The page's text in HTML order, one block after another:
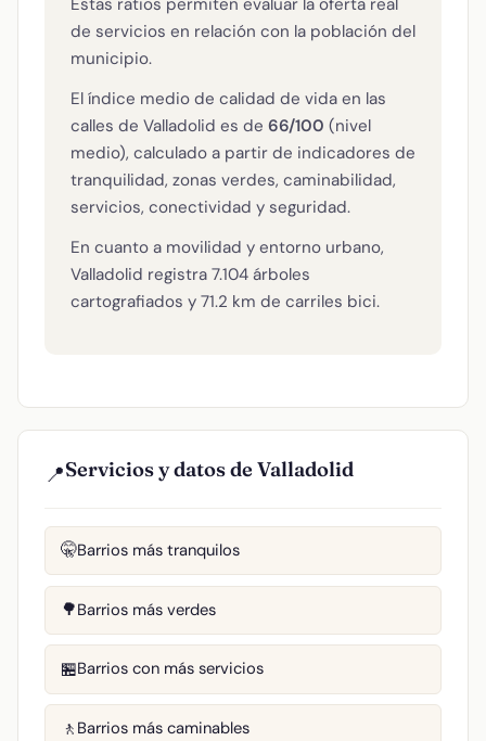
de servicios en relación con la población del
municipio.
El índice medio de calidad de vida en las
calles de Valladolid es de 66/100 (nivel
medio), calculado a partir de indicadores de
tranquilidad, zonas verdes, caminabilidad,
servicios, conectividad y seguridad.
En cuanto a movilidad y entorno urbano,
Valladolid registra 7.104 árboles
cartografiados y 71.2 km de carriles bici.
📍Servicios y datos de Valladolid
🤫Barrios más tranquilos
🌳Barrios más verdes
🏪Barrios con más servicios
🚶 Barrios más caminables